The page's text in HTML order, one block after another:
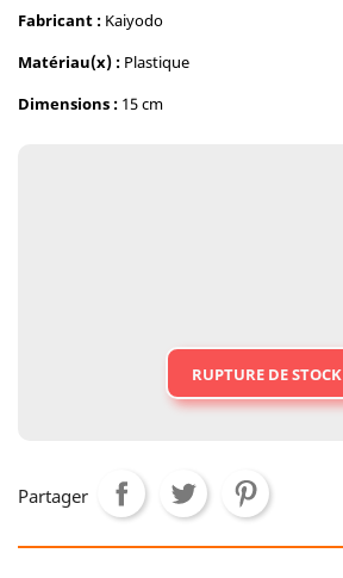
Fabricant : Kaiyodo
Matériau(x) : Plastique
Dimensions : 15 cm
RUPTURE DE STOCK
Partager